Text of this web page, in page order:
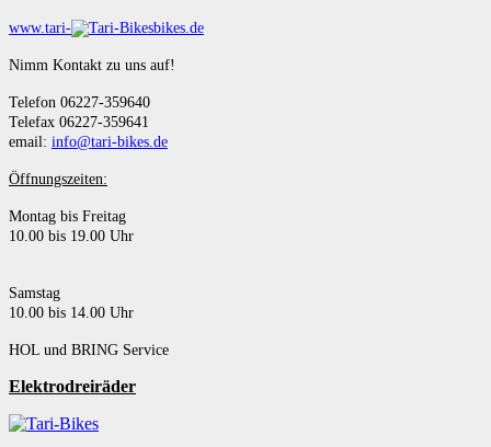
www.tari- bikes.de
Nimm Kontakt zu uns auf!
Telefon 06227-359640
Telefax 06227-359641
email: info@tari-bikes.de
Öffnungszeiten:
Montag bis Freitag
10.00 bis 19.00 Uhr
Samstag
10.00 bis 14.00 Uhr
HOL und BRING Service
Elektrodreiräder